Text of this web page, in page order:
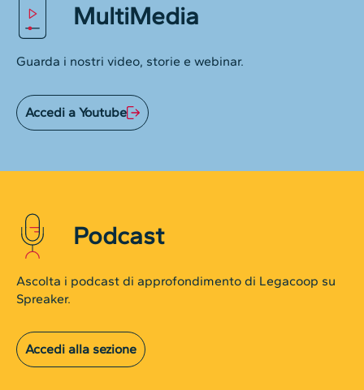
MultiMedia
Guarda i nostri video, storie e webinar.
Accedi a Youtube
Podcast
Ascolta i podcast di approfondimento di Legacoop su
Spreaker.
Accedi alla sezione